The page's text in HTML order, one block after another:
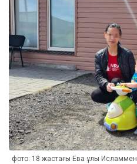
фото: 18 жастағы Ева ұлы Исламмен